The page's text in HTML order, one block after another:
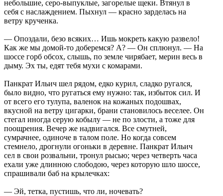
небольшие, серо-выпуклые, загорелые щеки. Втянул в
себя с наслаждением. Пыхнул — красно зарделась на
ветру крученка.
— Опоздали, безо всяких… Ишь мокреть какую развело!
Как же мы домой-то доберемся? А? — Он сплюнул. — На
шоссе горб обсох, слышь, по земле чирябает, мерин весь в
дыму. Эх ты, едят тебя мухи с комарами.
Панкрат Ильич шел рядом, едко курил, сладко ругался,
было видно, что ругаться ему нужно: так, избыток сил. И
от всего его тулупа, валенок на кожаных подошвах,
вкусной на ветру цигарки, брани становилось веселее. Он
стегал иногда серую кобылу — не по злости, а тоже для
поощрения. Вечер же надвигался. Все смутней,
сумрачнее, одиноче в талом поле. Но когда совсем
стемнело, дрогнули огоньки в деревне. Панкрат Ильич
сел в свои розвальни, тронул рысью; через четверть часа
ехали уже длинною слободою, через которую шло шоссе,
спрашивали баб на крылечках:
— Эй, тетка, пустишь, что ли, ночевать?